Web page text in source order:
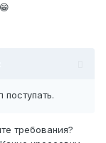
требования?